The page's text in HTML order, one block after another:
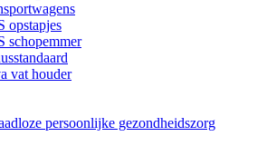
opstapjes
schopemmer
vat houder
persoonlijke gezondheidszorg